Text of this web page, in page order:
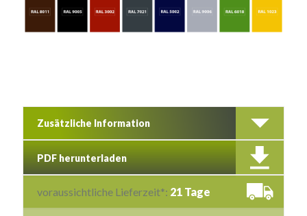
Zusätzliche Information
PDF herunterladen
voraussichtliche Lieferzeit*: 21 Tage